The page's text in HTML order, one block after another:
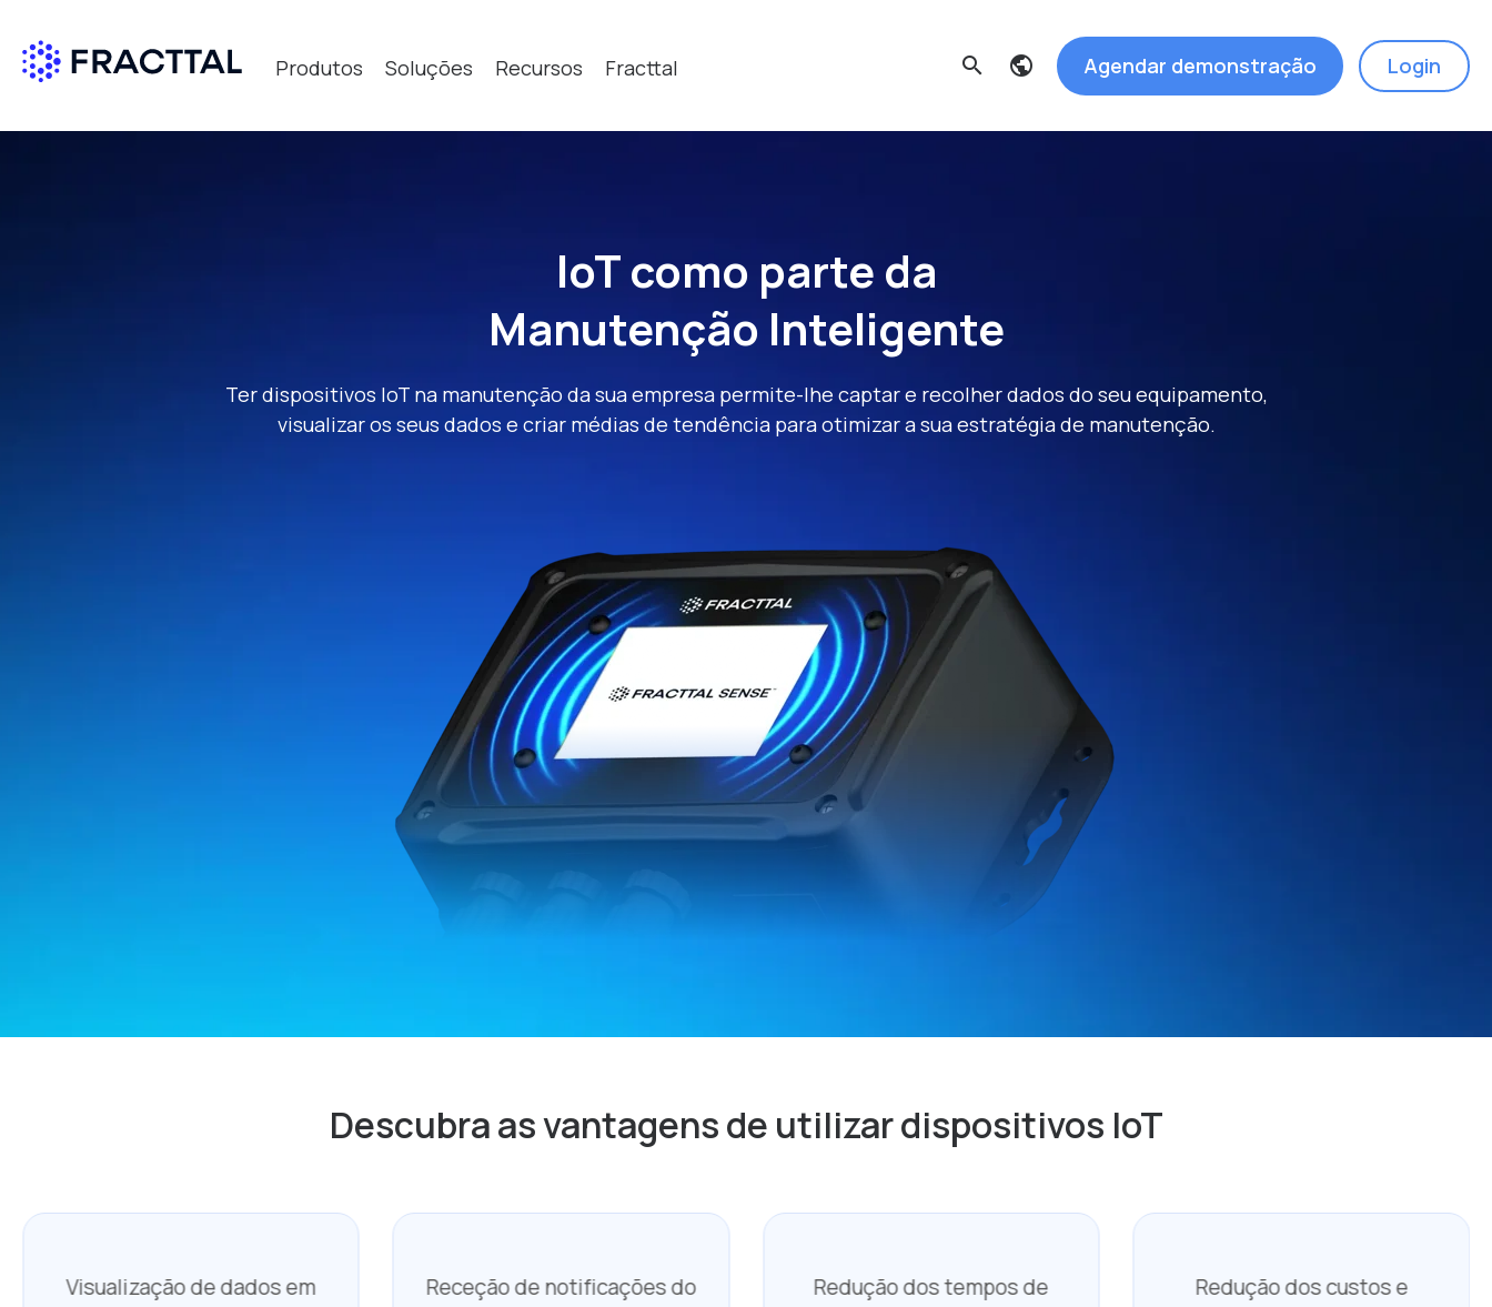
Produtos Soluções Recursos Fracttal search Agendar demonstração Login
Qué buscas?
IoT como parte da
Manutenção Inteligente
Ter dispositivos IoT na manutenção da sua empresa permite-lhe captar e recolher dados do seu equipamento,
visualizar os seus dados e criar médias de tendência para otimizar a sua estratégia de manutenção.
Descubra as vantagens de utilizar dispositivos IoT
Visualização de dados em
Receção de notificações do
Redução dos tempos de
Redução dos custos e